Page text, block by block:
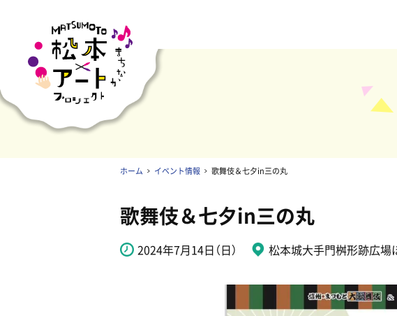
ホーム イベント情報 歌舞伎＆七夕in三の丸
歌舞伎＆七夕in三の丸
2024年7月14日（日） 松本城大手門桝形跡広場